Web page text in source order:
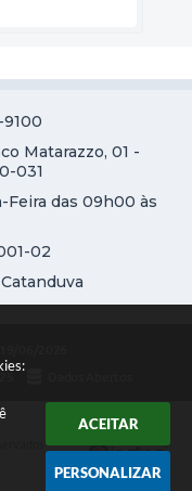
ACEITAR
PERSONALIZAR
9100
Matarazzo, 01 -
031
Feira das 09h00 às
02
-